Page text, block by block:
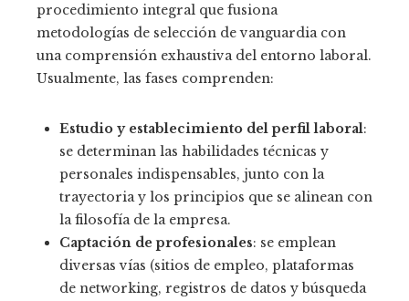
procedimiento integral que fusiona
metodologías de selección de vanguardia con
una comprensión exhaustiva del entorno laboral.
Usualmente, las fases comprenden:
Estudio y establecimiento del perfil laboral:
se determinan las habilidades técnicas y
personales indispensables, junto con la
trayectoria y los principios que se alinean con
la filosofía de la empresa.
Captación de profesionales: se emplean
diversas vías (sitios de empleo, plataformas
de networking, registros de datos y búsqueda